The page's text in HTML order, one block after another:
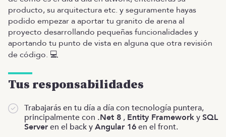
producto, su arquitectura etc. y seguramente hayas
podido empezar a aportar tu granito de arena al
proyecto desarrollando pequeñas funcionalidades y
aportando tu punto de vista en alguna que otra revisión
de código. 💻
Tus responsabilidades
Trabajarás en tu día a día con tecnología puntera,
principalmente con .Net 8 , Entity FrameworkySQL
Serveren el back yAngular 16en el front.